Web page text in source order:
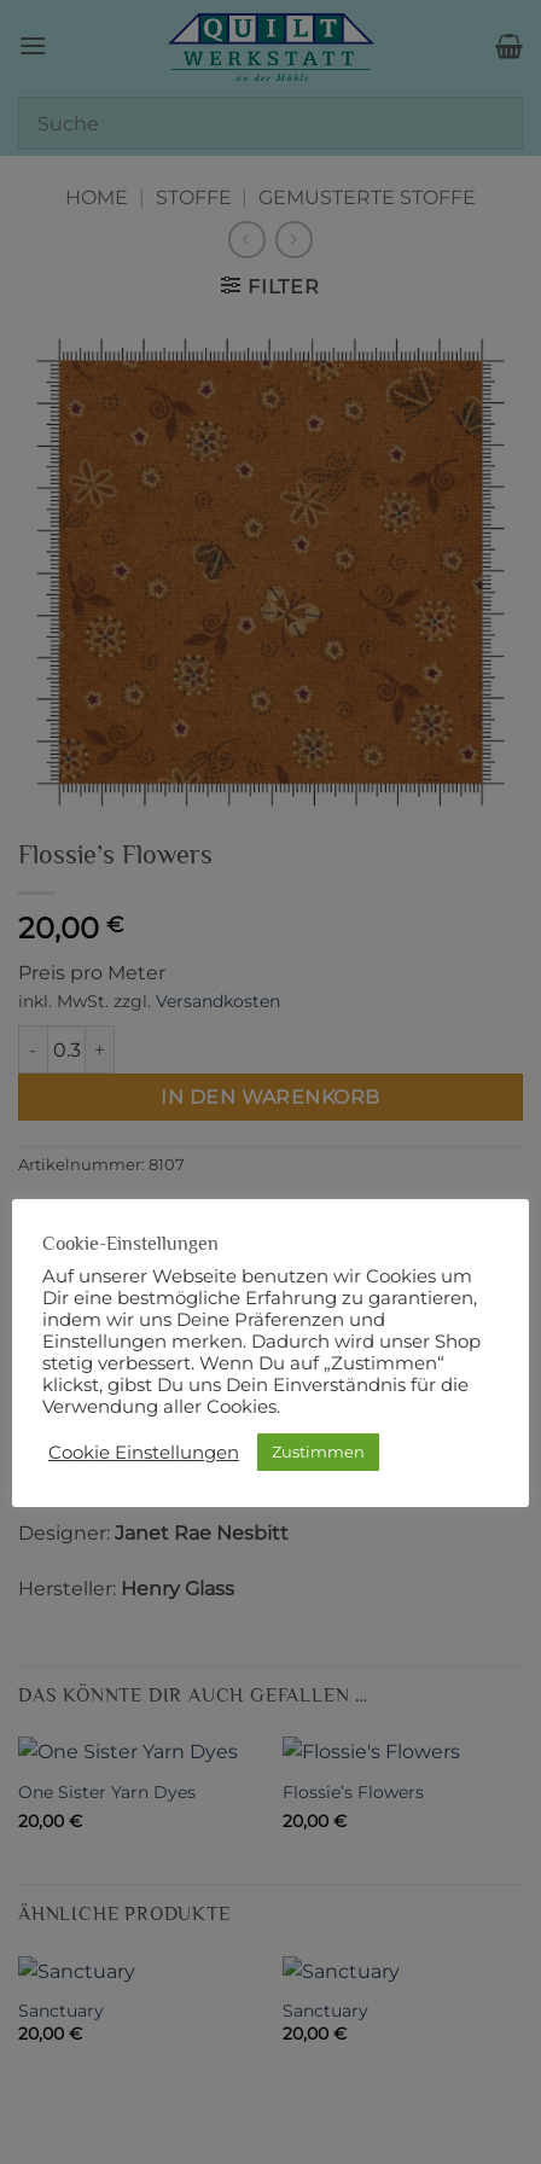
Inhalt
HOME | STOFFE | GEMUSTERTE STOFFE
FILTER
Flossie’s Flowers
20,00 €
Preis pro Meter
inkl. MwSt. zzgl. Versandkosten
Flossie's Flowers Menge
IN DEN WARENKORB
Artikelnummer: 8107
BESCHREIBUNG
ZUSÄTZLICHE INFORMATIONEN
PRODUKTSICHERHEIT
Designer: Janet Rae Nesbitt
Hersteller: Henry Glass
DAS KÖNNTE DIR AUCH GEFALLEN …
One Sister Yarn Dyes
20,00 €
Flossie’s Flowers
20,00 €
ÄHNLICHE PRODUKTE
Sanctuary
20,00 €
Sanctuary
20,00 €
Cookie-Einstellungen
Auf unserer Webseite benutzen wir Cookies um
Dir eine bestmögliche Erfahrung zu garantieren,
indem wir uns Deine Präferenzen und
Einstellungen merken. Dadurch wird unser Shop
stetig verbessert. Wenn Du auf „Zustimmen“
klickst, gibst Du uns Dein Einverständnis für die
Verwendung aller Cookies.
Cookie Einstellungen Zustimmen